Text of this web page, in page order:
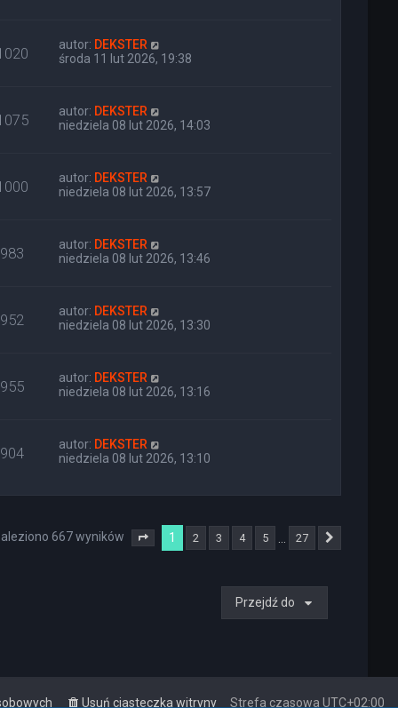
autor: DEKSTER
środa 11 lut 2026, 19:38
autor: DEKSTER
niedziela 08 lut 2026, 14:03
autor: DEKSTER
niedziela 08 lut 2026, 13:57
983 autor: DEKSTER
niedziela 08 lut 2026, 13:46
952 autor: DEKSTER
niedziela 08 lut 2026, 13:30
955 autor: DEKSTER
niedziela 08 lut 2026, 13:16
904 autor: DEKSTER
niedziela 08 lut 2026, 13:10
667 wyników Strona 1z 27
1 2 3 4 5 27
Przejdź do
Strefa czasowa UTC+02:00
Usuń ciasteczka witryny